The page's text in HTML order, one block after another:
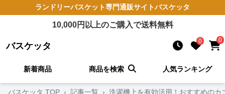
ランドリーバスケット専門通販サイトバスケッタ
10,000円以上のご購入で送料無料
バスケッタ 0 0
新着商品 商品を検索 人気ランキング
バスケッタ TOP › 記事一覧 › 洗濯機上を有効活用！おすすめのカ